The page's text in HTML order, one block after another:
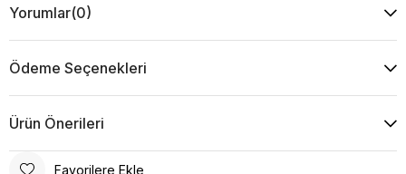
Yorumlar(0)
Ödeme Seçenekleri
Ürün Önerileri
Favorilere Ekle